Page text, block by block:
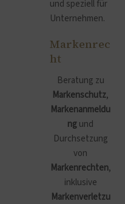
und speziell für
Unternehmen.
Markenrec
ht
Beratung zu
Markenschutz,
Markenanmeldu
ngund
Durchsetzung
von
Markenrechten,
inklusive
Markenverletzu